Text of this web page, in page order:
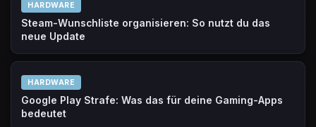
HARDWARE
Steam-Wunschliste organisieren: So nutzt du das
neue Update
HARDWARE
Google Play Strafe: Was das für deine Gaming-Apps
bedeutet